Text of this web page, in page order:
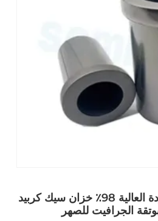
الشركة المصنعة للجودة العالية 98٪ خزان سيك كربيد